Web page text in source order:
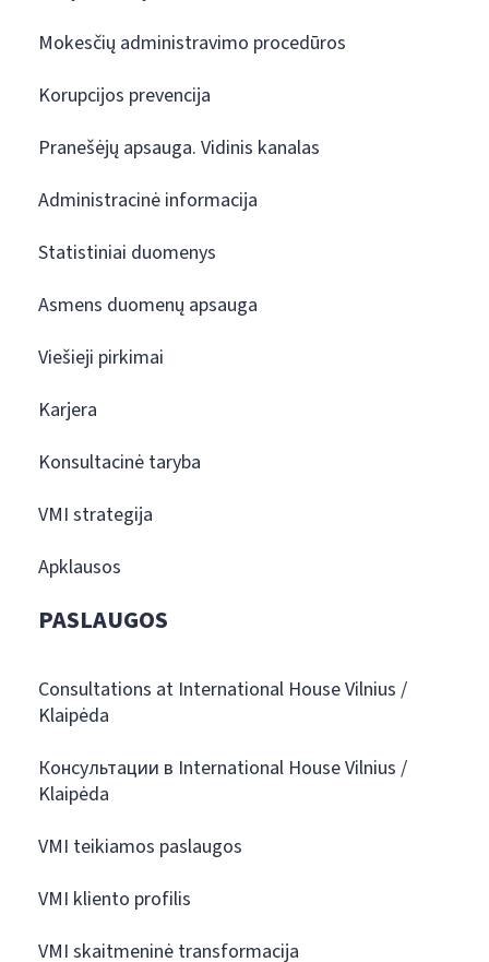
Mokesčių administravimo procedūros
Korupcijos prevencija
Pranešėjų apsauga. Vidinis kanalas
Administracinė informacija
Statistiniai duomenys
Asmens duomenų apsauga
Viešieji pirkimai
Karjera
Konsultacinė taryba
VMI strategija
Apklausos
PASLAUGOS
Consultations at International House Vilnius /
Klaipėda
Консультации в International House Vilnius /
Klaipėda
VMI teikiamos paslaugos
VMI kliento profilis
VMI skaitmeninė transformacija